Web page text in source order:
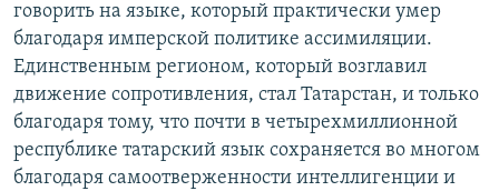
говорить на языке, который практически умер
благодаря имперской политике ассимиляции.
Единственным регионом, который возглавил
движение сопротивления, стал Татарстан, и только
благодаря тому, что почти в четырехмиллионной
республике татарский язык сохраняется во многом
благодаря самоотверженности интеллигенции и